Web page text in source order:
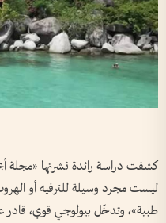
كشفت دراسة رائدة نشرتها «مجلة
ليست مجرد وسيلة للترفيه أو
طبية»، وتدخّل بيولوجي قوي، قادر